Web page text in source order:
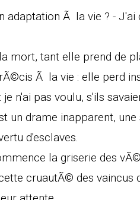
adaptation Ã la vie ? -
mort, tant elle prend de
Ã la vie : elle perd
n'ai pas voulu, s'ils
un drame inapparent, une
d'esclaves.
la griserie des
cruautÃ© des vaincus